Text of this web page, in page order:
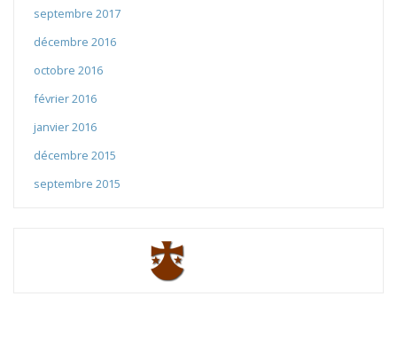
septembre 2017
décembre 2016
octobre 2016
février 2016
janvier 2016
décembre 2015
septembre 2015